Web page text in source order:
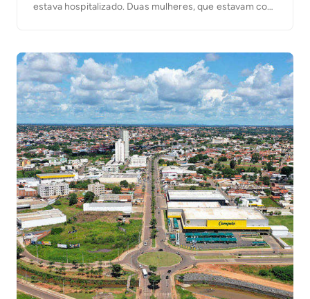
estava hospitalizado. Duas mulheres, que estavam com
19, […]